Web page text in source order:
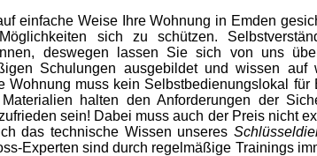
einfache Weise Ihre Wohnung in Emden
sich zu schützen.
deswegen lassen Sie sich von uns
Schulungen ausgebildet und wissen auf
Wohnung muss kein Selbstbedienungslokal
halten den Anforderungen der
sein! Dabei muss auch der Preis nicht
das technische Wissen unseres
Experten sind durch regelmäßige Trainings